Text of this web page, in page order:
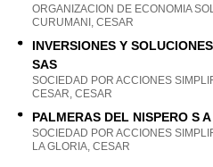
ORGANIZACION DE ECONOMIA
CURUMANI, CESAR
INVERSIONES Y
SAS
SOCIEDAD POR ACCIONES
CESAR, CESAR
PALMERAS DEL NISPERO S A
SOCIEDAD POR ACCIONES
LA GLORIA, CESAR